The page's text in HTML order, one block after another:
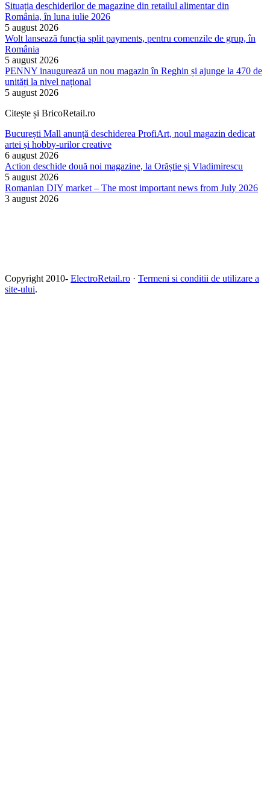
Situația deschiderilor de magazine din retailul alimentar din
România, în luna iulie 2026
5 august 2026
Wolt lansează funcția split payments, pentru comenzile de grup, în
România
5 august 2026
PENNY inaugurează un nou magazin în Reghin și ajunge la 470 de
unități la nivel național
5 august 2026
Citește și BricoRetail.ro
București Mall anunță deschiderea ProfiArt, noul magazin dedicat
artei și hobby-urilor creative
6 august 2026
Action deschide două noi magazine, la Orăștie și Vladimirescu
5 august 2026
Romanian DIY market – The most important news from July 2026
3 august 2026
Copyright 2010- ElectroRetail.ro · Termeni si conditii de utilizare a
site-ului.